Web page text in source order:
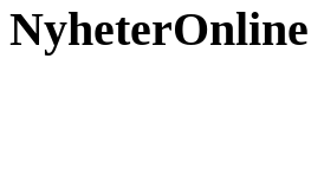
NyheterOnline